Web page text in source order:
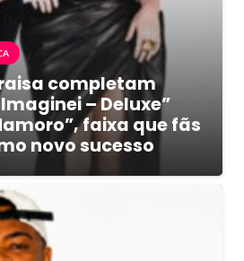
completam
– Deluxe”
faixa que fãs
novo sucesso